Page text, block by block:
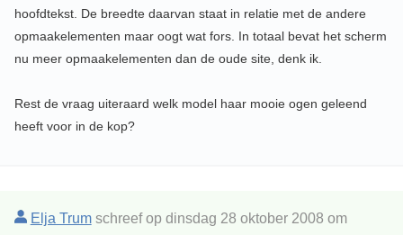
hoofdtekst. De breedte daarvan staat in relatie met de andere
opmaakelementen maar oogt wat fors. In totaal bevat het scherm
nu meer opmaakelementen dan de oude site, denk ik.
Rest de vraag uiteraard welk model haar mooie ogen geleend
heeft voor in de kop?
Elja Trumschreef op dinsdag 28 oktober 2008 om